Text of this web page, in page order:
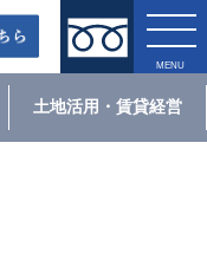
土地活用・賃貸経営